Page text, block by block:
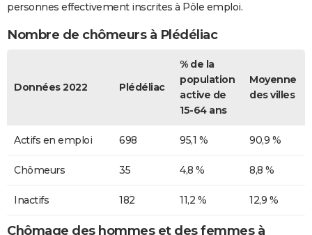
personnes effectivement inscrites à Pôle emploi.
Nombre de chômeurs à Plédéliac
Données 2022 Plédéliac
% de la
population
active de
15-64 ans
Moyenne
des villes
Actifs en emploi 698 95,1 % 90,9 %
Chômeurs 35 4,8 % 8,8 %
Inactifs 182 11,2 % 12,9 %
Chômage des hommes et des femmes à